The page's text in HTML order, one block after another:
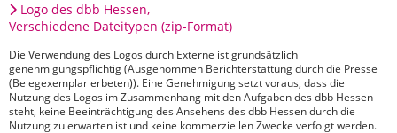
Logo des dbb Hessen,
Verschiedene Dateitypen (zip-Format)
Die Verwendung des Logos durch Externe ist grundsätzlich
genehmigungspflichtig (Ausgenommen Berichterstattung durch die Presse
(Belegexemplar erbeten)). Eine Genehmigung setzt voraus, dass die
Nutzung des Logos im Zusammenhang mit den Aufgaben des dbb Hessen
steht, keine Beeinträchtigung des Ansehens des dbb Hessen durch die
Nutzung zu erwarten ist und keine kommerziellen Zwecke verfolgt werden.